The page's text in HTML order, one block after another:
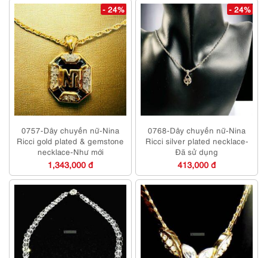
- 24%
0757-Dây chuyền nữ-Nina
Ricci gold plated & gemstone
necklace-Như mới
1,343,000 đ
- 24%
0768-Dây chuyền nữ-Nina
Ricci silver plated necklace-
Đã sử dụng
413,000 đ